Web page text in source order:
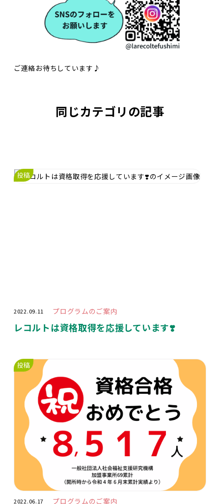
ご連絡お待ちしています♪
同じカテゴリの記事
投稿
2022.09.11 プログラムのご案内
レコルトは資格取得を応援しています❣️
投稿
2022.06.17 プログラムのご案内